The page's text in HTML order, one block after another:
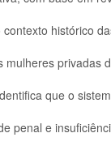
histórico
mulheres privadas
que o
penal e